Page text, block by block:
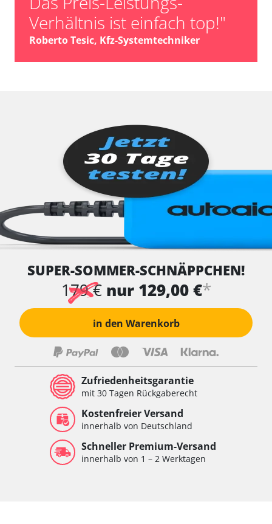
Verhältnis ist einfach top!"
Roberto Tesic, Kfz-Systemtechniker
SUPER-SOMMER-SCHNÄPPCHEN!
179 € nur 129,00 €*
in den Warenkorb
Zufriedenheitsgarantie
mit 30 Tagen Rückgaberecht
Kostenfreier Versand
innerhalb von Deutschland
Schneller Premium-Versand
innerhalb von 1 – 2 Werktagen